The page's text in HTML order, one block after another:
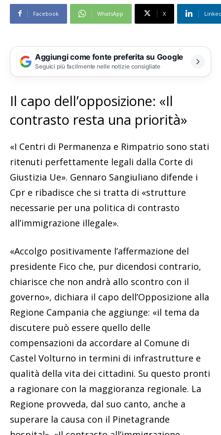
Facebook WhatsApp X
Aggiungi come fonte preferita su Google
Seguici più facilmente nelle notizie consigliate
Il capo dell’opposizione: «Il
contrasto resta una priorità»
«I Centri di Permanenza e Rimpatrio sono stati
ritenuti perfettamente legali dalla Corte di
Giustizia Ue». Gennaro Sangiuliano difende i
Cpr e ribadisce che si tratta di «strutture
necessarie per una politica di contrasto
all’immigrazione illegale».
«Accolgo positivamente l’affermazione del
presidente Fico che, pur dicendosi contrario,
chiarisce che non andrà allo scontro con il
governo», dichiara il capo dell’Opposizione alla
Regione Campania che aggiunge: «il tema da
discutere può essere quello delle
compensazioni da accordare al Comune di
Castel Volturno in termini di infrastrutture e
qualità della vita dei cittadini. Su questo pronti
a ragionare con la maggioranza regionale. La
Regione provveda, dal suo canto, anche a
superare la causa con il Pinetagrande